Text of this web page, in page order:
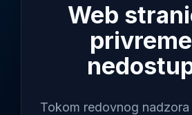
Web
Tokom redovnog